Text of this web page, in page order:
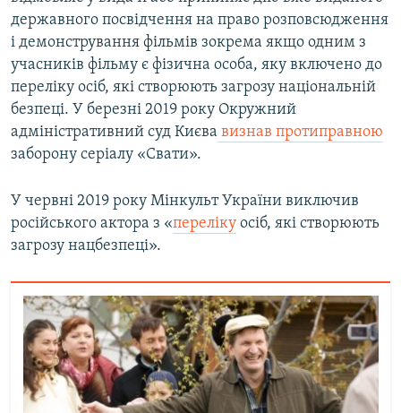
державного посвідчення на право розповсюдження
і демонстрування фільмів зокрема якщо одним з
учасників фільму є фізична особа, яку включено до
переліку осіб, які створюють загрозу національній
безпеці. У березні 2019 року Окружний
адміністративний суд Києва визнав протиправною
заборону серіалу «Свати».
У червні 2019 року Мінкульт України виключив
російського актора з «переліку осіб, які створюють
загрозу нацбезпеці».